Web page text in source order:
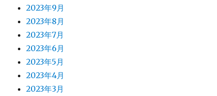
2023年9月
2023年8月
2023年7月
2023年6月
2023年5月
2023年4月
2023年3月